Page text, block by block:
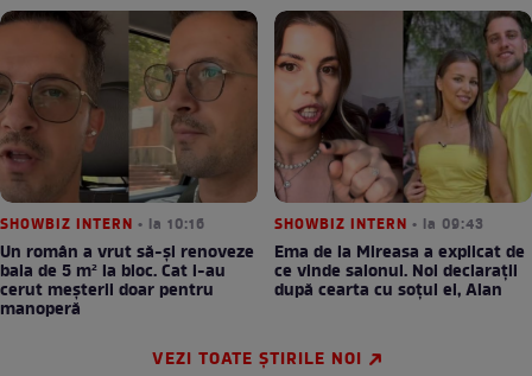
SHOWBIZ INTERN • la 10:16
Un român a vrut să-și renoveze
baia de 5 m² la bloc. Cat i-au
cerut meșterii doar pentru
manoperă
SHOWBIZ INTERN • la 09:43
Ema de la Mireasa a explicat de
ce vinde salonul. Noi declarații
după cearta cu soțul ei, Alan
VEZI TOATE ȘTIRILE NOI